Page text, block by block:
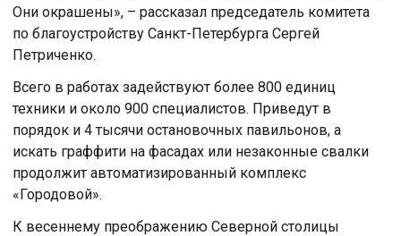
Они окрашены», – рассказал председатель комитета
по благоустройству Санкт-Петербурга Сергей
Петриченко.
Всего в работах задействуют более 800 единиц
техники и около 900 специалистов. Приведут в
порядок и 4 тысячи остановочных павильонов, а
искать граффити на фасадах или незаконные свалки
продолжит автоматизированный комплекс
«Городовой».
К весеннему преображению Северной столицы